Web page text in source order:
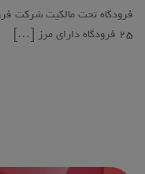
۲۵ فرودگاه دارای مرز […]